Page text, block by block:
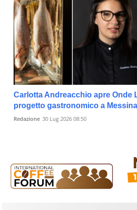
Carlotta Andreacchio apre Onde
progetto gastronomico a Messina
Redazione 30 Lug 2026 08:50